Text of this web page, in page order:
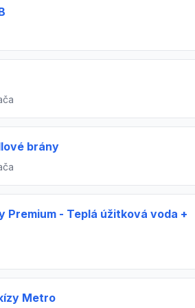
brány
Premium - Teplá úžitková voda +
Metro